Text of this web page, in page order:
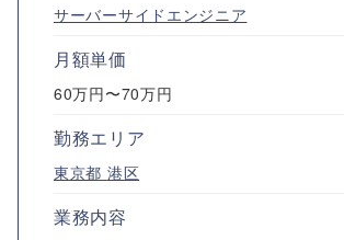
サーバーサイドエンジニア
月額単価
60万円〜70万円
勤務エリア
東京都 港区
業務内容